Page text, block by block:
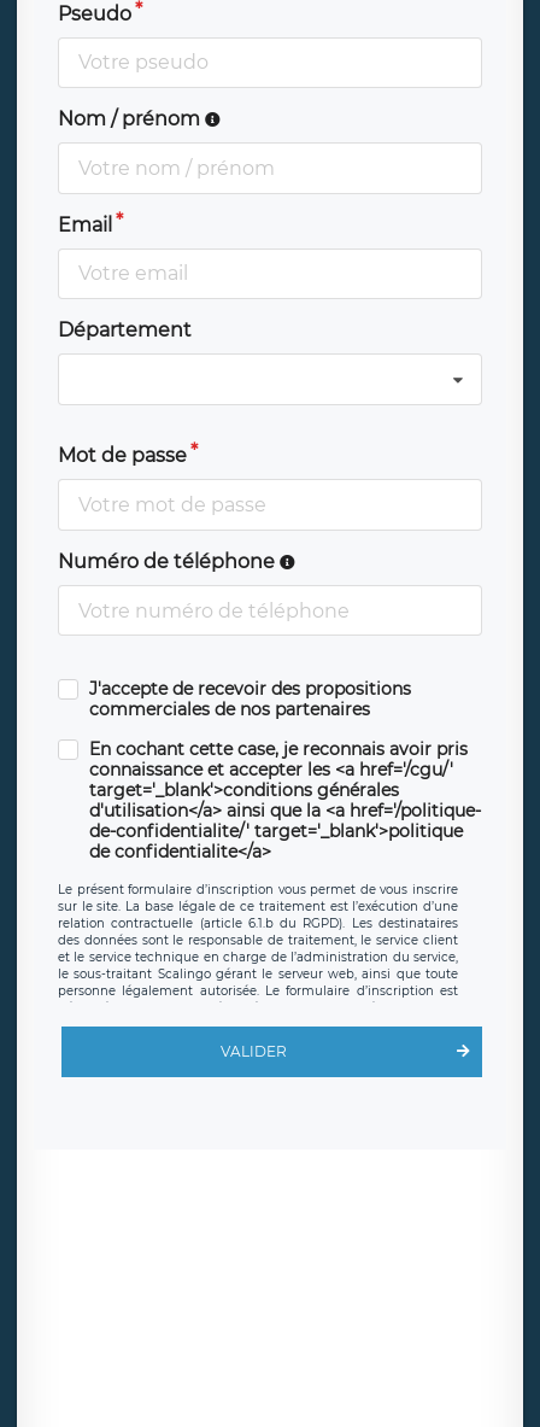
Pseudo
Nom / prénom
Email
Département
Mot de passe
Numéro de téléphone
J'accepte de recevoir des propositions
commerciales de nos partenaires
En cochant cette case, je reconnais avoir pris
connaissance et accepter les <a href='/cgu/'
target='_blank'>conditions générales
d'utilisation</a> ainsi que la <a href='/politique-
de-confidentialite/' target='_blank'>politique
de confidentialite</a>
Le présent formulaire d’inscription vous permet de vous inscrire
sur le site. La base légale de ce traitement est l’exécution d’une
relation contractuelle (article 6.1.b du RGPD). Les destinataires
des données sont le responsable de traitement, le service client
et le service technique en charge de l’administration du service,
le sous-traitant Scalingo gérant le serveur web, ainsi que toute
personne légalement autorisée. Le formulaire d’inscription est
offrant desclauses de protection conformes au RGPD. Les
en sollicite la suppression, étant entendu que vous pouvez
demander la suppression de vos données et retirer votre
VALIDER